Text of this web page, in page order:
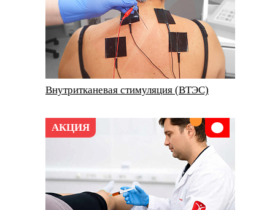
Внутритканевая стимуляция (ВТЭС)
АКЦИЯ